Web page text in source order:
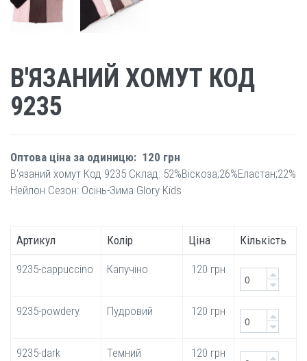
В'ЯЗАНИЙ ХОМУТ КОД
9235
Оптова ціна за одиницю: 120 грн
В'язаний хомут Код 9235 Склад: 52%Віскоза;26%Еластан;22%
Нейлон Сезон: Осінь-Зима Glory Kids
Артикул Колір Ціна Кількість
9235-cappuccino Капучіно 120 грн
9235-powdery Пудровий 120 грн
9235-dark
Темний
120 грн